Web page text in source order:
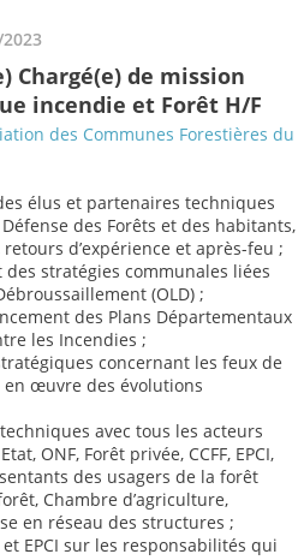
Chargé(e) de mission
incendie et Forêt H/F
des Communes Forestières du
élus et partenaires techniques
des Forêts et des habitants,
d’expérience et après-feu ;
stratégies communales liées
(OLD) ;
des Plans Départementaux
les Incendies ;
concernant les feux de
œuvre des évolutions
avec tous les acteurs
ONF, Forêt privée, CCFF, EPCI,
des usagers de la forêt
Chambre d’agriculture,
en réseau des structures ;
EPCI sur les responsabilités qui